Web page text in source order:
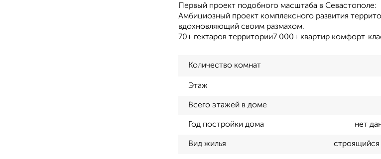
Первый проект подобного масштаба в Севастополе:
Амбициозный проект комплексного развития
вдохновляющий своим размахом.
70+ гектаров территории7 000+ квартир комфорт-
Количество комнат
Этаж
Всего этажей в доме
Год постройки дома нет
Вид жилья